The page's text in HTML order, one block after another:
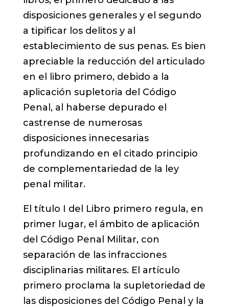
disposiciones generales y el segundo
a tipificar los delitos y al
establecimiento de sus penas. Es bien
apreciable la reducción del articulado
en el libro primero, debido a la
aplicación supletoria del Código
Penal, al haberse depurado el
castrense de numerosas
disposiciones innecesarias
profundizando en el citado principio
de complementariedad de la ley
penal militar.
El título I del Libro primero regula, en
primer lugar, el ámbito de aplicación
del Código Penal Militar, con
separación de las infracciones
disciplinarias militares. El artículo
primero proclama la supletoriedad de
las disposiciones del Código Penal y la